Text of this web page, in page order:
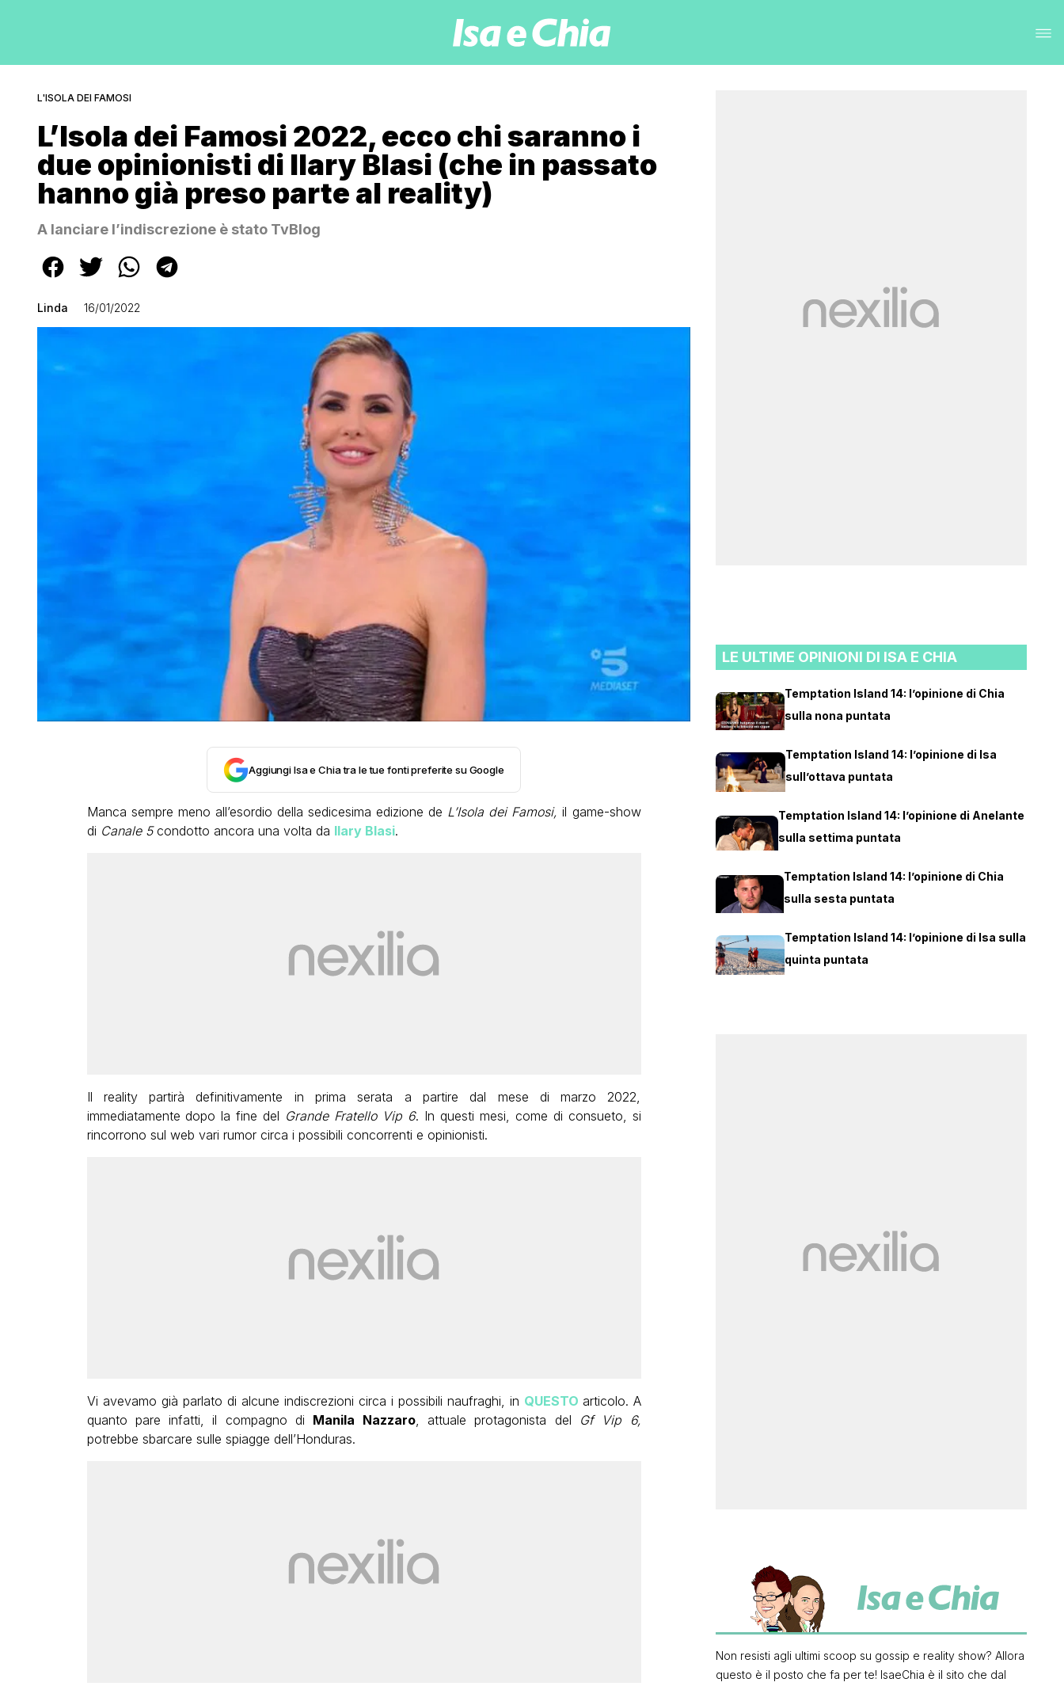
L'ISOLA DEI FAMOSI
L’Isola dei Famosi 2022, ecco chi saranno i
due opinionisti di Ilary Blasi (che in passato
hanno già preso parte al reality)
A lanciare l’indiscrezione è stato TvBlog
Linda 16/01/2022
Aggiungi Isa e Chia tra le tue fonti preferite su Google
Manca sempre meno all’esordio della sedicesima edizione de L’Isola dei Famosi, il game-show
di Canale 5condotto ancora una volta da Ilary Blasi.
Il reality partirà definitivamente in prima serata a partire dal mese di marzo 2022,
immediatamente dopo la fine del Grande Fratello Vip 6. In questi mesi, come di consueto, si
rincorrono sul web vari rumor circa i possibili concorrenti e opinionisti.
Vi avevamo già parlato di alcune indiscrezioni circa i possibili naufraghi, in QUESTO articolo. A
quanto pare infatti, il compagno di Manila Nazzaro, attuale protagonista del Gf Vip 6,
potrebbe sbarcare sulle spiagge dell’Honduras.
LE ULTIME OPINIONI DI ISA E CHIA
Temptation Island 14: l’opinione di Chia
sulla nona puntata
Temptation Island 14: l’opinione di Isa
sull’ottava puntata
Temptation Island 14: l’opinione di Anelante
sulla settima puntata
Temptation Island 14: l’opinione di Chia
sulla sesta puntata
Temptation Island 14: l’opinione di Isa sulla
quinta puntata
Non resisti agli ultimi scoop su gossip e reality show? Allora
questo è il posto che fa per te! IsaeChia è il sito che dal